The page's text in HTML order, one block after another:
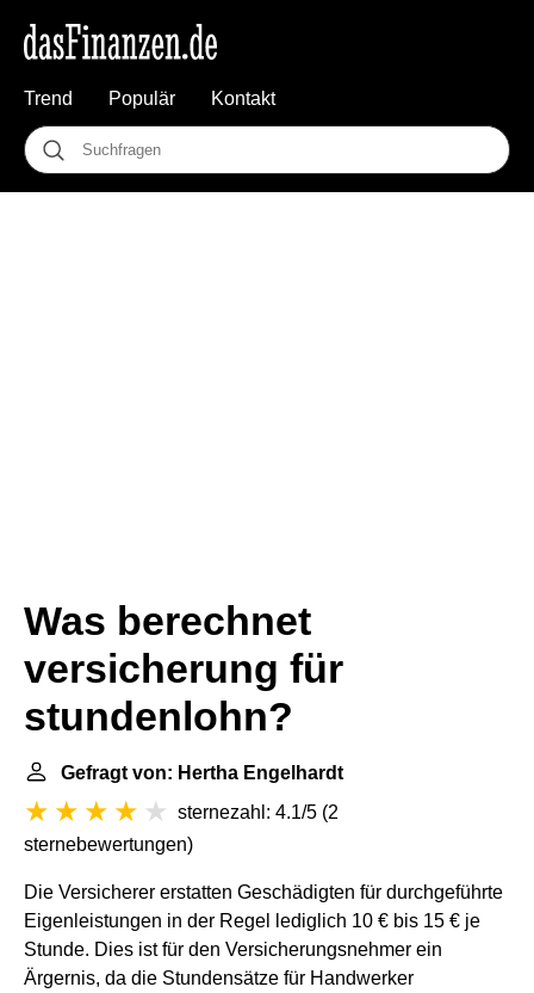
Trend Populär Kontakt
Was berechnet
versicherung für
stundenlohn?
Gefragt von: Hertha Engelhardt
sternezahl: 4.1/5 (2
sternebewertungen)
Die Versicherer erstatten Geschädigten für durchgeführte
Eigenleistungen in der Regel lediglich 10 € bis 15 € je
Stunde. Dies ist für den Versicherungsnehmer ein
Ärgernis, da die Stundensätze für Handwerker